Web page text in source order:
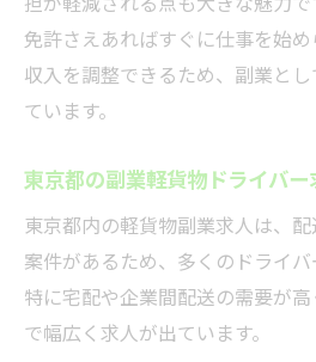
免許さえあればすぐに仕事を始
収入を調整できるため、副業と
ています。
東京都の副業軽貨物ドライバー
東京都内の軽貨物副業求人は、
案件があるため、多くのドライバ
特に宅配や企業間配送の需要が
で幅広く求人が出ています。